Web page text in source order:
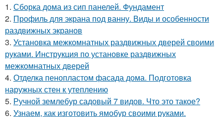
1. Сборка дома из сип панелей. Фундамент
2. Профиль для экрана под ванну. Виды и особенности
раздвижных экранов
3. Установка межкомнатных раздвижных дверей своими
руками. Инструкция по установке раздвижных
межкомнатных дверей
4. Отделка пенопластом фасада дома. Подготовка
наружных стен к утеплению
5. Ручной землебур садовый 7 видов. Что это такое?
6. Узнаем, как изготовить ямобур своими руками.